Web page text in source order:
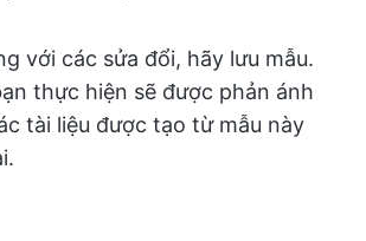
với các sửa đổi, hãy lưu mẫu.
thực hiện sẽ được phản ánh
tài liệu được tạo từ mẫu này